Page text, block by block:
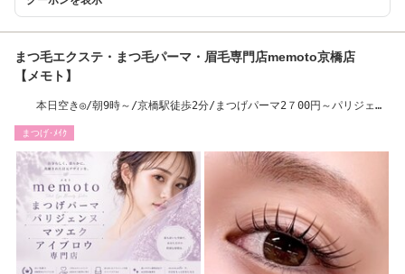
まつ毛エクステ・まつ毛パーマ・眉毛専門店memoto京橋店
【メモト】
本日空き◎/朝9時～/京橋駅徒歩2分/まつげパーマ2７00円～パリジェン
まつげ･ﾒｲｸ